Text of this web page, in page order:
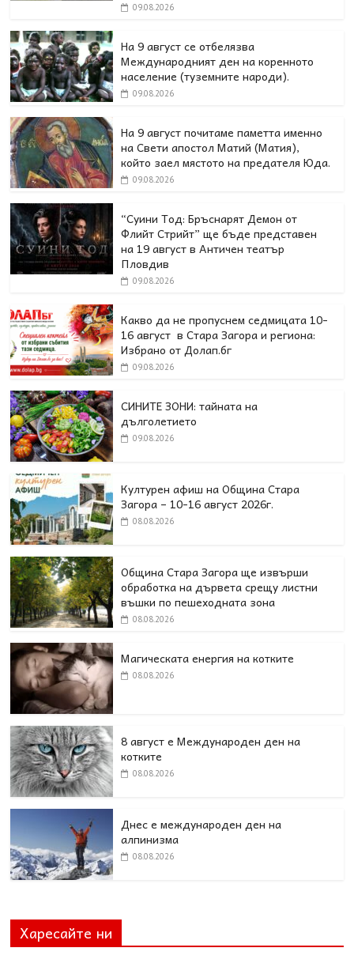
09.08.2026
На 9 август се отбелязва
Международният ден на коренното
население (туземните народи).
09.08.2026
На 9 август почитаме паметта именно
на Свети апостол Матий (Матия),
който заел мястото на предателя Юда.
09.08.2026
“Суини Тод: Бръснарят Демон от
Флийт Стрийт” ще бъде представен
на 19 август в Античен театър
Пловдив
09.08.2026
Какво да не пропуснем седмицата 10-
16 август в Стара Загора и региона:
Избрано от Долап.бг
09.08.2026
СИНИТЕ ЗОНИ: тайната на
дълголетието
09.08.2026
Културен афиш на Община Стара
Загора – 10-16 август 2026г.
08.08.2026
Община Стара Загора ще извърши
обработка на дървета срещу листни
въшки по пешеходната зона
08.08.2026
Магическата енергия на котките
08.08.2026
8 август е Международен ден на
котките
08.08.2026
Днес е международен ден на
алпинизма
08.08.2026
Харесайте ни